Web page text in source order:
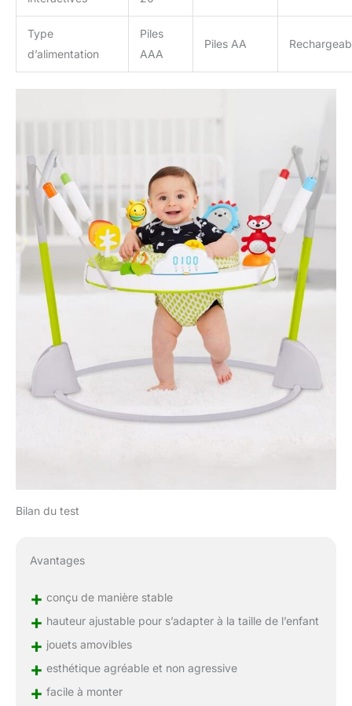
Type
d’alimentation
Piles
AAA
Piles AA
Bilan du test
Avantages
+ conçu de manière stable
+ hauteur ajustable pour s’adapter à la taille de l’enfant
+ jouets amovibles
+ esthétique agréable et non agressive
+ facile à monter